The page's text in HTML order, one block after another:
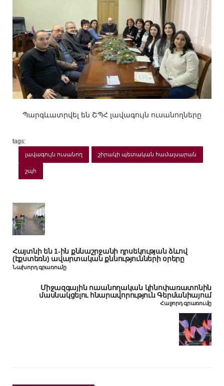
Պարգևատրվել են ՇՊՀ լավագույն ուսանողները
tags:
լավագույն ուսանող շիրակի պետական համալսարան
շպհ
Հայտնի են 1-ին քննաշրջանի դրսեկության ձևով
(էքստեռն) ավարտական քննությունների օրերը
Նախորդ գրառումը
Միջազգային ուսանողական կինոփառատոնին
մասնակցելու հնարավորություն Գերմանիայում
Հաջորդ գրառումը